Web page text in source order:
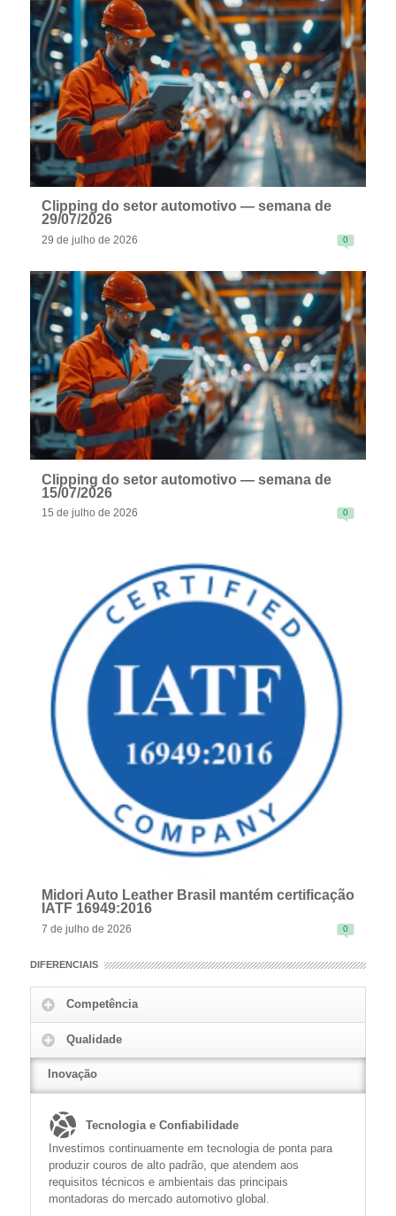
READ MORE
READ MORE
Clipping do setor automotivo — semana de
29/07/2026
29 de julho de 2026 0
Clipping do setor automotivo — semana de
15/07/2026
15 de julho de 2026 0
READ MORE
Midori Auto Leather Brasil mantém certificação
IATF 16949:2016
7 de julho de 2026 0
DIFERENCIAIS
Competência
Qualidade
Inovação
Tecnologia e Confiabilidade
Investimos continuamente em tecnologia de ponta para
produzir couros de alto padrão, que atendem aos
requisitos técnicos e ambientais das principais
montadoras do mercado automotivo global.